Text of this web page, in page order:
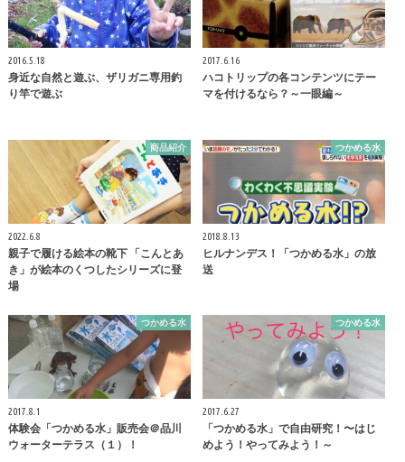
2016.5.18
身近な自然と遊ぶ、ザリガニ専用釣
り竿で遊ぶ
2017.6.16
ハコトリップの各コンテンツにテー
マを付けるなら？～一眼編～
商品紹介
2022.6.8
親子で履ける絵本の靴下 「こんとあ
き」が絵本のくつしたシリーズに登
場
つかめる水
2018.8.13
ヒルナンデス！「つかめる水」の放
送
つかめる水
2017.8.1
体験会「つかめる水」販売会＠品川
ウォーターテラス（１）！
つかめる水
2017.6.27
「つかめる水」で自由研究！〜はじ
めよう！やってみよう！～